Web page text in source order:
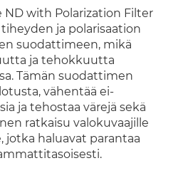
ND with Polarization Filter
ja polarisaation
suodattimeen, mikä
ja tehokkuutta
Tämän suodattimen
vähentää ei-
ja tehostaa värejä sekä
ratkaisu valokuvaajille
jotka haluavat parantaa